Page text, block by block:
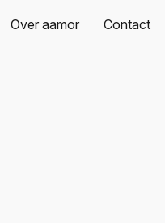
Over aamor Contact